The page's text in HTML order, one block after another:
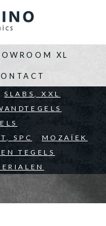
PARTICULIEREN
SLABS, XXL
SPC
MOZAÏEK
TEGELS
XL